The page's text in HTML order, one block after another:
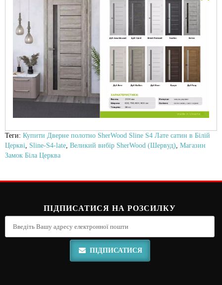
Теги: Купити Дверне полотно SherWood Sline S4 Лате сатин в Білій
Церкві, Sline-S4-late, Великий вибір SherWood (Шервуд), Магазин
Замок Біла Церква
ПІДПИСАТИСЯ НА РОЗСИЛКУ
ПІДПИСАТИСЯ